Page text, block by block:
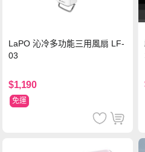
LaPO 沁冷多功能三用風扇 LF-
03
$1,190
免運